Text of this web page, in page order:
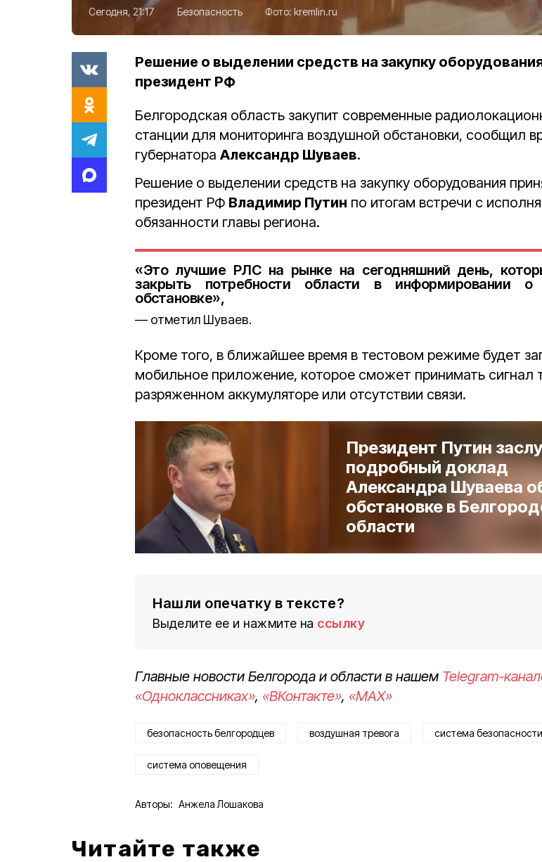
Сегодня, 21:17 Безопасность Фото: kremlin.ru
Решение о выделении средств на закупку
президент РФ
Белгородская область закупит современные
станции для мониторинга воздушной обстановки, сообщил
губернатора Александр Шуваев.
Решение о выделении средств на закупку оборудования
президент РФ Владимир Путин по итогам встречи с
обязанности главы региона.
«Это лучшие РЛС на рынке на сегодняшний день,
закрыть потребности области в информировании о
обстановке»,
отметил Шуваев.
Кроме того, в ближайшее время в тестовом режиме будет
мобильное приложение, которое сможет принимать сигнал
разряженном аккумуляторе или отсутствии связи.
Президент Путин
подробный доклад
Александра Шуваева
обстановке в
области
Нашли опечатку в тексте?
Выделите ее и нажмите на ссылку
Главные новости Белгорода и области в нашем Telegram-
«Одноклассниках», «ВКонтакте», «MAX»
безопасность белгородцев воздушная тревога система безопасности
система оповещения
Авторы: Анжела Лошакова
Читайте также